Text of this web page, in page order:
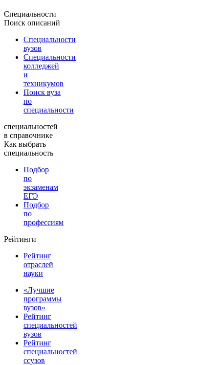
Специальности
Поиск описаний
Специальности
вузов
Специальности
колледжей
и
техникумов
Поиск вуза
по
специальности
специальностей
в справочнике
Как выбрать
специальность
Подбор
по
экзаменам
ЕГЭ
Подбор
по
профессиям
Рейтинги
Рейтинг
отраслей
науки
«Лучшие
программы
вузов»
Рейтинг
специальностей
вузов
Рейтинг
специальностей
ссузов